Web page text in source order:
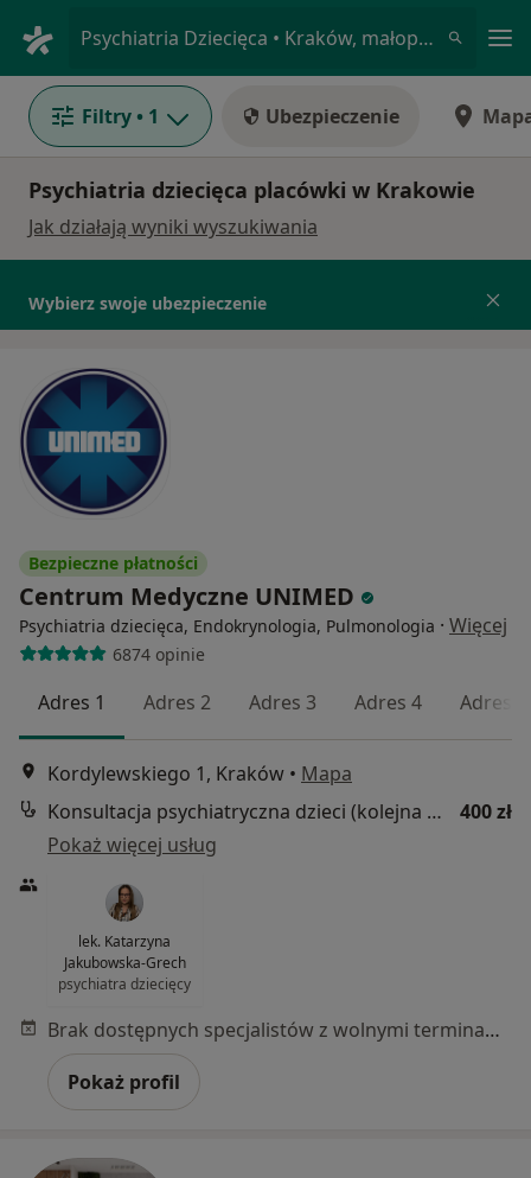
Psychiatria Dziecięca • Kraków, małopolskie
Filtry • 1 Ubezpieczenie
Psychiatria dziecięca placówki w Krakowie
Jak działają wyniki wyszukiwania
Wybierz swoje ubezpieczenie
Bezpieczne płatności
Centrum Medyczne UNIMED
Psychiatria dziecięca, Endokrynologia, Pulmonologia · Więcej
6874 opinie
Adres 1 Adres 2 Adres 3 Adres 4 Adres 5
Kordylewskiego 1, Kraków • Mapa
Konsultacja psychiatryczna dzieci (kolejna wizyta)
400 zł
Pokaż więcej usług
lek. Katarzyna
Jakubowska-Grech
psychiatra dziecięcy
Brak dostępnych specjalistów z wolnymi terminami w tym centrum medycznym.
Pokaż profil